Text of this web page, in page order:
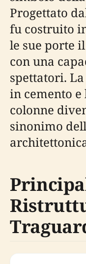
Progettato
fu costruito
le sue porte
con una
spettatori.
in cemento e
colonne
sinonimo